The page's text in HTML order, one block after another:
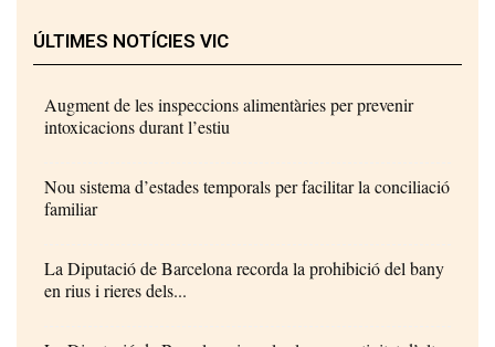
ÚLTIMES NOTÍCIES VIC
Augment de les inspeccions alimentàries per prevenir
intoxicacions durant l’estiu
Nou sistema d’estades temporals per facilitar la conciliació
familiar
La Diputació de Barcelona recorda la prohibició del bany
en rius i rieres dels...